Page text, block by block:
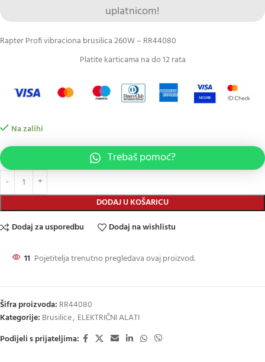
uplatnicom!
Rapter Profi vibraciona brusilica 260W – RR44080
Platite karticama na do 12 rata
Na zalihi
DODAJ U KOŠARICU
Trebaš pomoć?
Dodaj za usporedbu Dodaj na wishlistu
11 Pojetitelja trenutno pregledava ovaj proizvod.
Šifra proizvoda: RR44080
Kategorije: Brusilice, ELEKTRIČNI ALATI
Podijeli s prijateljima: